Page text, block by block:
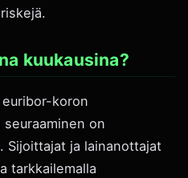
kuukausina?
koron
on
Sijoittajat ja lainanottajat
tarkkailemalla